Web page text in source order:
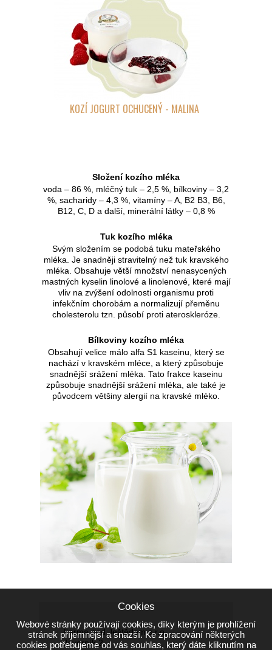
KOZÍ JOGURT OCHUCENÝ - MALINA
Složení kozího mléka
voda – 86 %, mléčný tuk – 2,5 %, bílkoviny – 3,2
%, sacharidy – 4,3 %, vitamíny – A, B2 B3, B6,
B12, C, D a další, minerální látky – 0,8 %
Tuk kozího mléka
Svým složením se podobá tuku mateřského
mléka. Je snadněji stravitelný než tuk kravského
mléka. Obsahuje větší množství nenasycených
mastných kyselin linolové a linolenové, které mají
vliv na zvýšení odolnosti organismu proti
infekčním chorobám a normalizují přeměnu
cholesterolu tzn. působí proti ateroskleróze.
Bílkoviny kozího mléka
Obsahují velice málo alfa S1 kaseinu, který se
nachází v kravském mléce, a který způsobuje
snadnější srážení mléka. Tato frakce kaseinu
způsobuje snadnější srážení mléka, ale také je
původcem většiny alergií na kravské mléko.
Farma pod Ještědem s.r.o.
Javorník 2
Cookies
Webové stránky používají cookies, díky kterým je prohlížení
stránek příjemnější a snazší. Ke zpracování některých
cookies potřebujeme od vás souhlas, který dáte kliknutím na